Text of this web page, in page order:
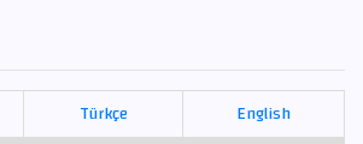
English
Türkçe